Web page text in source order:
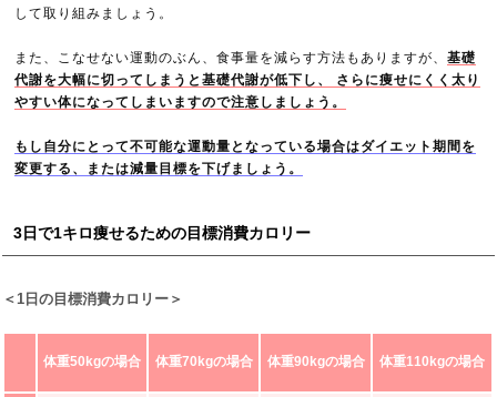
して取り組みましょう。
また、こなせない運動のぶん、食事量を減らす方法もありますが、基礎
代謝を大幅に切ってしまうと基礎代謝が低下し、 さらに痩せにくく太り
やすい体になってしまいますので注意しましょう。
もし自分にとって不可能な運動量となっている場合はダイエット期間を
変更する、または減量目標を下げましょう。
3日で1キロ痩せるための目標消費カロリー
＜1日の目標消費カロリー＞
体重50kgの場合 体重70kgの場合 体重90kgの場合 体重110kgの場合